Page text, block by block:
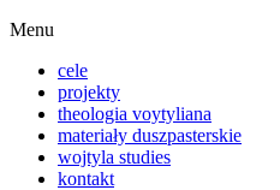
Menu
cele
projekty
theologia voytyliana
materiały duszpasterskie
wojtyla studies
kontakt